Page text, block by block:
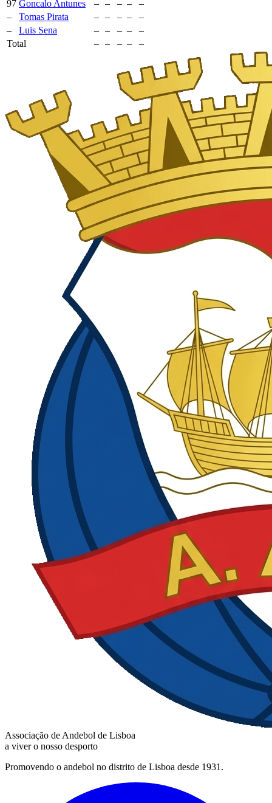
97 Goncalo Antunes – – – –
–
–
Tomas Pirata – – – –
–
–
Luis Sena – – – –
–
Total
– – – – –
Associação de Andebol de Lisboa
a viver o nosso desporto
Promovendo o andebol no distrito de Lisboa desde 1931.